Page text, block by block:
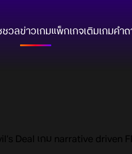
ชวลข่าวเกมแพ็กเกจเติมเกมคำ
Deal เกม narrative